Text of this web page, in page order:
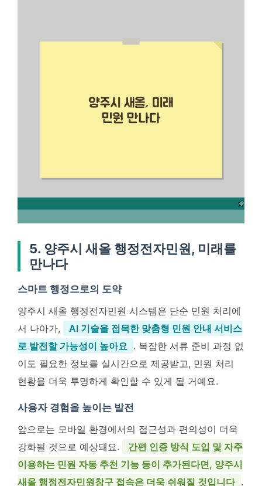
5. 양주시 새올 행정전자민원, 미래를
만나다
스마트 행정으로의 도약
양주시 새올 행정전자민원 시스템은 단순 민원 처리에
서 나아가,
AI 기술을 접목한 맞춤형 민원 안내 서비스
로 발전할 가능성이 높아요
. 복잡한 서류 준비 과정 없
이도 필요한 정보를 실시간으로 제공받고, 민원 처리
현황을 더욱 투명하게 확인할 수 있게 될 거예요.
사용자 경험을 높이는 발전
앞으로는 모바일 환경에서의 접근성과 편의성이 더욱
강화될 것으로 예상돼요.
간편 인증 방식 도입 및 자주
이용하는 민원 자동 추천 기능 등이 추가된다면, 양주시
새올 행정전자민원창구 접속은 더욱 쉬워질 것입니다 .